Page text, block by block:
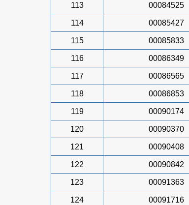
113 00084525
114 00085427
115 00085833
116 00086349
117 00086565
118 00086853
119 00090174
120 00090370
121 00090408
122 00090842
123 00091363
124 00091716